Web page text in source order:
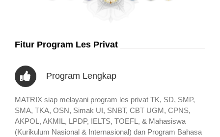
Fitur Program Les Privat
Program Lengkap
MATRIX siap melayani program les privat TK, SD, SMP,
SMA, TKA, OSN, Simak UI, SNBT, CBT UGM, CPNS,
AKPOL, AKMIL, LPDP, IELTS, TOEFL, & Mahasiswa
(Kurikulum Nasional & Internasional) dan Program Bahasa